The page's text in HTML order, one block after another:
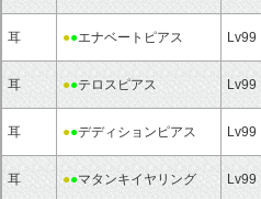
耳 ●●エナベートピアス Lv99
耳 ●●テロスピアス Lv99
耳 ●●デディションピアス Lv99
耳 ●●マタンキイヤリング Lv99